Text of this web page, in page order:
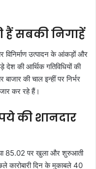
हैं सबकी निगाहें
उत्पादन के आंकड़ों और
की आर्थिक गतिविधियों की
की चाल इन्हीं पर निर्भर
कर रहे हैं।
की शानदार
85.02 पर खुला और शुरुआती
कारोबारी दिन के मुकाबले 40